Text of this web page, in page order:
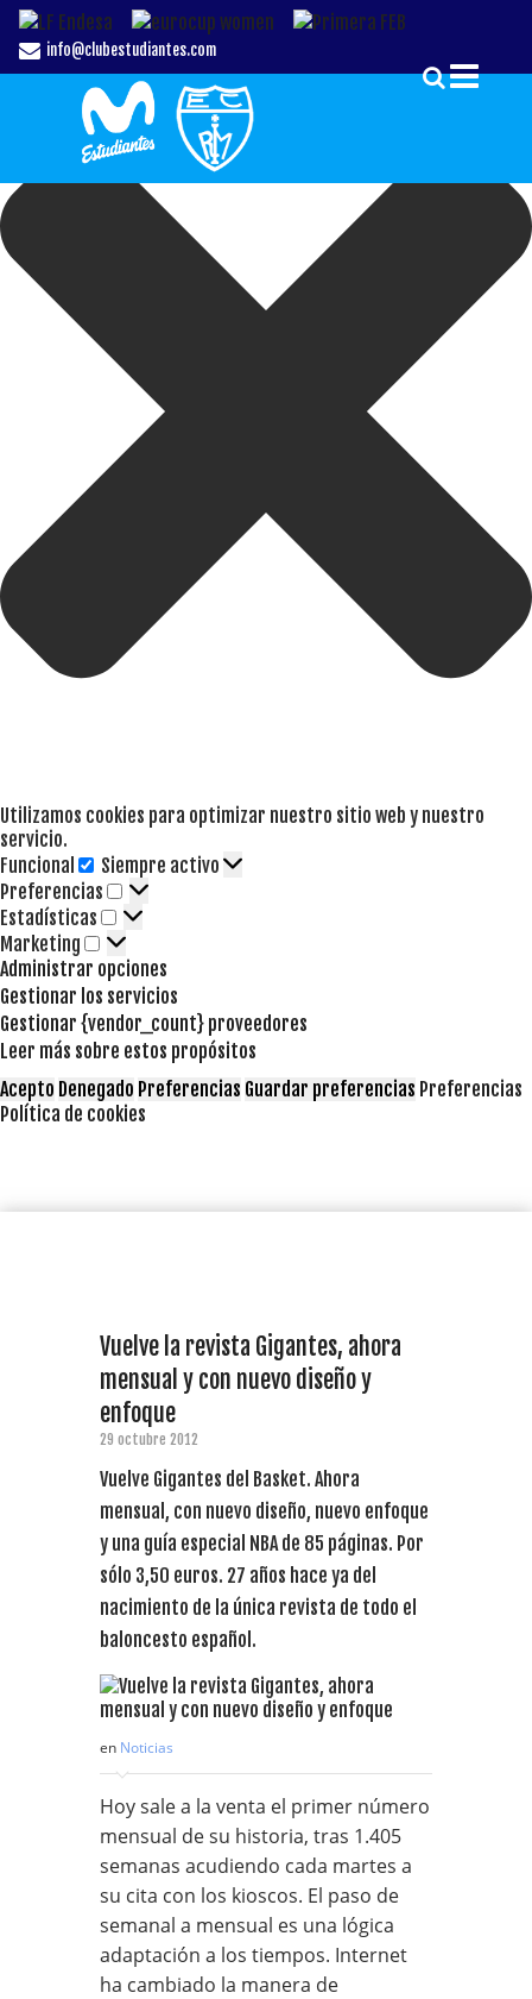
Gestionar el Consentimiento de las Cookies
Utilizamos cookies para optimizar nuestro sitio web y nuestro
servicio.
Funcional
Funcional
Siempre activo
Preferencias
Preferencias
Estadísticas Estadísticas
Marketing Marketing
Administrar opciones
Gestionar los servicios
Gestionar {vendor_count} proveedores
Leer más sobre estos propósitos
Acepto Denegado Preferencias Guardar preferencias Preferencias
Política de cookies
info@clubestudiantes.com
Vuelve la revista Gigantes, ahora
mensual y con nuevo diseño y
enfoque
29 octubre 2012
Vuelve Gigantes del Basket. Ahora
mensual, con nuevo diseño, nuevo enfoque
y una guía especial NBA de 85 páginas. Por
sólo 3,50 euros. 27 años hace ya del
nacimiento de la única revista de todo el
baloncesto español.
en Noticias
Hoy sale a la venta el primer número
mensual de su historia, tras 1.405
semanas acudiendo cada martes a
su cita con los kioscos. El paso de
semanal a mensual es una lógica
adaptación a los tiempos. Internet
ha cambiado la manera de